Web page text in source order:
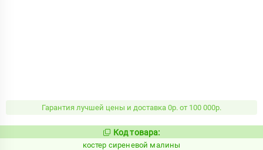
Гарантия лучшей цены и доставка 0р. от 100 000р.
Код:
807671
Код товара:
костер сиреневой малины